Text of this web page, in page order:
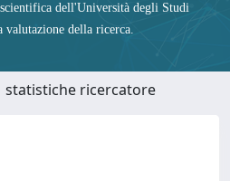
dell'Università degli Studi
della ricerca.
statistiche ricercatore